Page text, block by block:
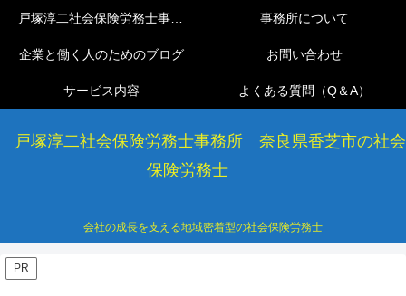
戸塚淳二社会保険労務士事務所 奈良県香芝市の社会
保険労務士
会社の成長を支える地域密着型の社会保険労務士
戸塚淳二社会保険労務士事務所 事務所について
企業と働く人のためのブログ お問い合わせ
サービス内容 よくある質問（Q＆A）
PR